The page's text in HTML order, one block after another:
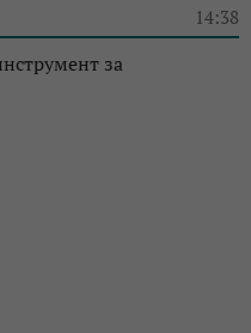
14:38
за